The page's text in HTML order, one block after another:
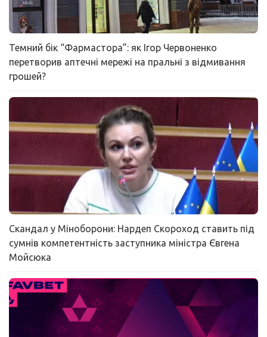
Темний бік “Фармастора”: як Ігор Червоненко
перетворив аптечні мережі на пральні з відмивання
грошей?
Скандал у Міноборони: Нардеп Скороход ставить під
сумнів компетентність заступника міністра Євгена
Мойсюка